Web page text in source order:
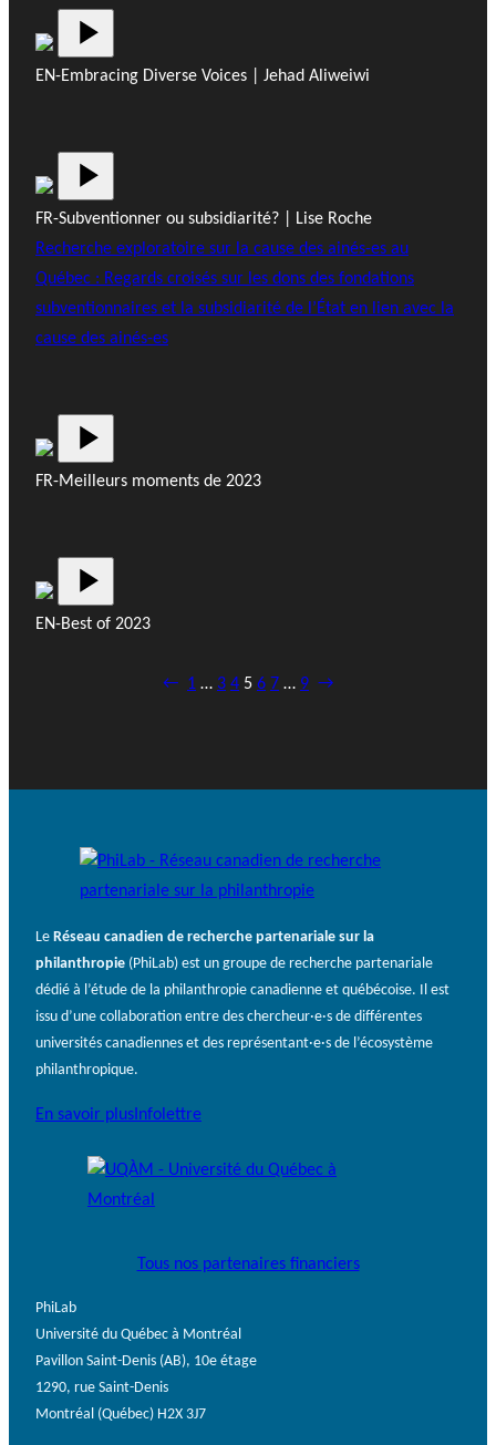
EN-Embracing Diverse Voices | Jehad Aliweiwi
FR-Subventionner ou subsidiarité? | Lise Roche
Recherche exploratoire sur la cause des ainés-es au
Québec : Regards croisés sur les dons des fondations
subventionnaires et la subsidiarité de l’État en lien avec la
cause des ainés-es
FR-Meilleurs moments de 2023
EN-Best of 2023
← 1 … 3 4 5 6 7 … 9 →
Le Réseau canadien de recherche partenariale sur la
philanthropie (PhiLab) est un groupe de recherche partenariale
dédié à l’étude de la philanthropie canadienne et québécoise. Il est
issu d’une collaboration entre des chercheur·e·s de différentes
universités canadiennes et des représentant·e·s de l’écosystème
philanthropique.
En savoir plus Infolettre
Tous nos partenaires financiers
PhiLab
Université du Québec à Montréal
Pavillon Saint-Denis (AB), 10e étage
1290, rue Saint-Denis
Montréal (Québec) H2X 3J7